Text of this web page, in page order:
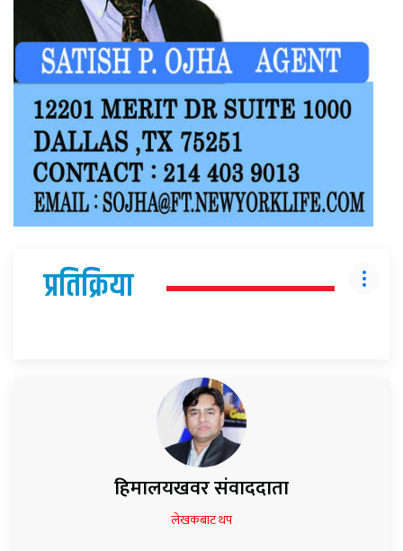
प्रतिक्रिया
हिमालयखवर संवाददाता
लेखकबाट थप